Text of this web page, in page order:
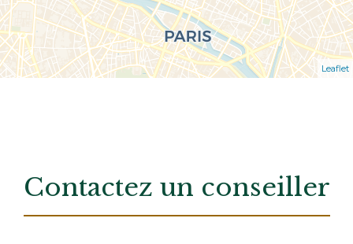
Leaflet
Contactez un conseiller